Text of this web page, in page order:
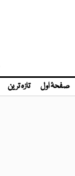
صفحۂ اول تازہ ترین